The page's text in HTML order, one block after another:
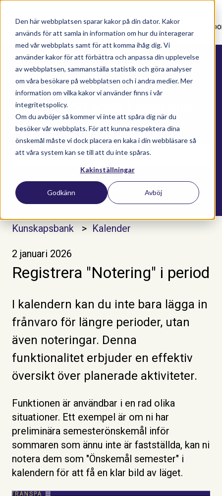
Den här webbplatsen sparar kakor på din dator. Kakor
används för att samla in information om hur du interagerar
med vår webbplats samt för att komma ihåg dig. Vi
använder kakor för att förbättra och anpassa din upplevelse
av webbplatsen, sammanställa statistik och göra analyser
om våra besökare på webbplatsen och i andra medier. Mer
information om vilka kakor vi använder finns i vår
integritetspolicy.
Om du avböjer så kommer vi inte att spåra dig när du
besöker vår webbplats. För att kunna respektera dina
önskemål måste vi dock placera en kaka i din webbläsare så
att våra system kan se till att du inte spåras.
Kakinställningar
Godkänn Avböj
Nyhetsartiklar Utbildningar Supportavtal
Här kan du söka bland alla
våra kunskapsartiklar
Det finns inga förslag eftersom sökfältet är
Kunskapsbank Kalender
2 januari 2026
Registrera "Notering" i period
I kalendern kan du inte bara lägga in
frånvaro för längre perioder, utan
även noteringar. Denna
funktionalitet erbjuder en effektiv
översikt över planerade aktiviteter.
Funktionen är användbar i en rad olika
situationer. Ett exempel är om ni har
preliminära semesterönskemål inför
sommaren som ännu inte är fastställda, kan ni
notera dem som "Önskemål semester" i
kalendern för att få en klar bild av läget.